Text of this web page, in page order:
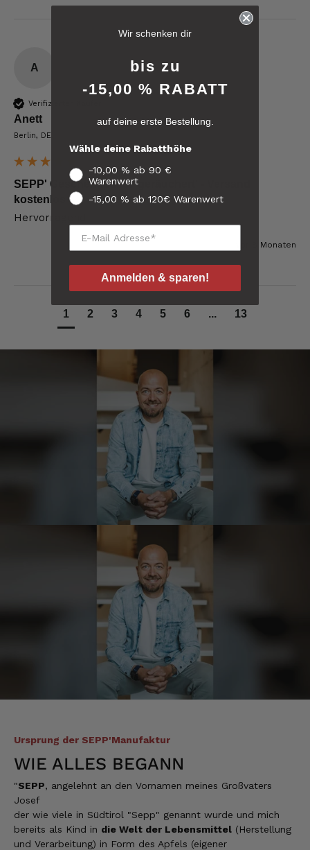
A
Verifizierter Käufer
Anett
Berlin, DE
SEPP' Geschenkpaket 'geräuchert' - Versand
kostenlos
Hervorragend
vor 8 Monaten
1 2 3 4 5 6 ... 13
Ursprung der SEPP'Manufaktur
WIE ALLES BEGANN
"SEPP, angelehnt an den Vornamen meines Großvaters
Josef
der wie viele in Südtirol "Sepp" genannt wurde und mich
bereits als Kind in die Welt der Lebensmittel (Herstellung
und Verarbeitung) in Form des Apfels (eigener
rating 6.258
reviews-io
Verifizierter Kunde
Zwar noch nicht alles probiert, aber das was
ich schon gegessen habe war absolut top.
Die Ware selbst ist absolut spitzenmäßig!
Einziger Wehrmutstropfen, die Verpackung im
Sommer! Es wird ohne Kühlbox ausgeliefert.
Manfred
Verifizierter Kunde
Das Tempo beim Versand lässt Spielraum
nach oben
Verifizierter Kunde
hervorragend und kann es nur empfehlen! Ich
werde sicher wieder bei euch bestellen!👍👍
Verifizierter Kunde
Die Produkte sind einfach der Hammer.
Danke dafür
Gelieferter Speck ist okay und schmeckt
auch sehr gut. Lieferzeit geht so.
9.8.2026
Michael
Wir schenken dir
bis zu
-15,00 % RABATT
auf deine erste Bestellung.
Wähle deine Rabatthöhe
-10,00 % ab 90 €
Warenwert
-15,00 % ab 120€ Warenwert
Anmelden & sparen!